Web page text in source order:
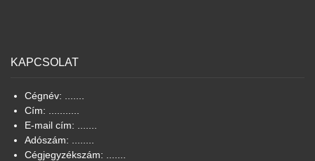
KAPCSOLAT
Cégnév: .......
Cím: ...........
E-mail cím: .......
Adószám: ........
Cégjegyzékszám: .......